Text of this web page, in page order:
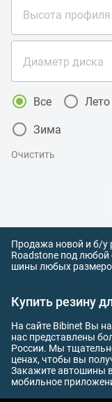
Высота профиля
Диаметр диска
Все Лето
Зима
Очистить
Продажа новой и б/у
Roadstone под любой
шины любых
Купить резину
На сайте Bibinet Вы
нас представлены
России. Мы
ценах, чтобы вы
Закажите автошины
мобильное